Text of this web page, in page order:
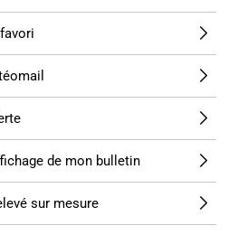
de mon bulletin
sur mesure